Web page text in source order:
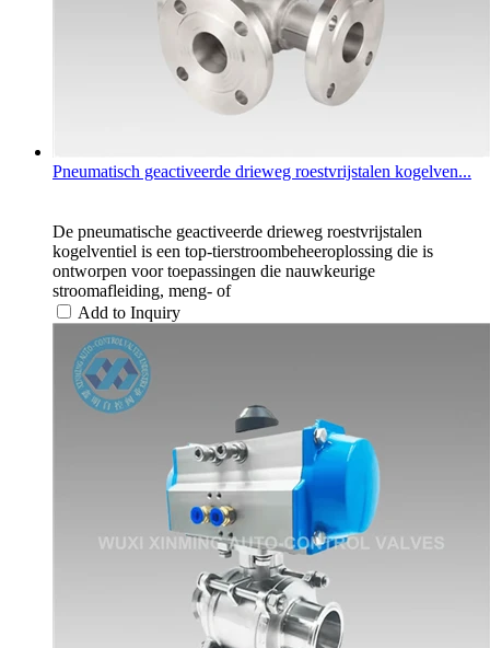
Pneumatisch geactiveerde drieweg roestvrijstalen kogelven...
De pneumatische geactiveerde drieweg roestvrijstalen
kogelventiel is een top-tierstroombeheeroplossing die is
ontworpen voor toepassingen die nauwkeurige
stroomafleiding, meng- of
Add to Inquiry